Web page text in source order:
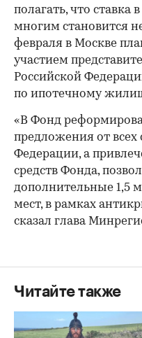
полагать, что ставка
многим становится
февраля в Москве
участием
Российской
по ипотечному
«В Фонд
предложения от всех
Федерации, а
средств Фонда,
дополнительные 1,5
мест, в рамках
сказал глава
Читайте также